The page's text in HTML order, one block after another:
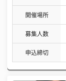
開催場所
募集人数
申込締切